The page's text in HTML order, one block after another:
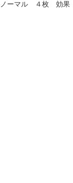
ノーマル ４枚 効果